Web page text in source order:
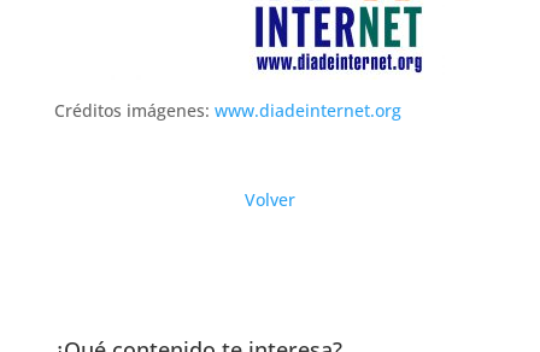
Créditos imágenes: www.diadeinternet.org
Volver